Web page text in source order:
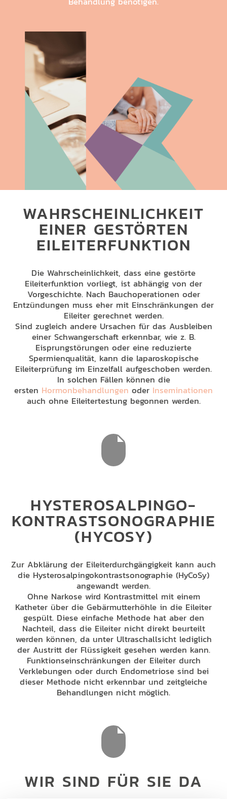
WAHRSCHEIN­LICHKEIT
EINER GESTÖRTEN
EILEITERFUNKTION
Die Wahrscheinlichkeit, dass eine gestörte
Eileiterfunktion vorliegt, ist abhängig von der
Vorgeschichte. Nach Bauchoperationen oder
Entzündungen muss eher mit Einschränkungen der
Eileiter gerechnet werden.
Sind zugleich andere Ursachen für das Ausbleiben
einer Schwangerschaft erkennbar, wie z. B.
Eisprungstörungen oder eine reduzierte
Spermienqualität, kann die laparoskopische
Eileiterprüfung im Einzelfall aufgeschoben werden.
In solchen Fällen können die
ersten Hormonbehandlungen oder Inseminationen
auch ohne Eileitertestung begonnen werden.
HYSTERO­SALPINGO-
KONTRASTSO­NOGRAPHIE
(HYCOSY)
Zur Abklärung der Eileiterdurchgängigkeit kann auch
die Hysterosalpingokontrastsonographie (HyCoSy)
angewandt werden.
Ohne Narkose wird Kontrastmittel mit einem
Katheter über die Gebärmutterhöhle in die Eileiter
gespült. Diese einfache Methode hat aber den
Nachteil, dass die Eileiter nicht direkt beurteilt
werden können, da unter Ultraschallsicht lediglich
der Austritt der Flüssigkeit gesehen werden kann.
Funktionseinschränkungen der Eileiter durch
Verklebungen oder durch Endometriose sind bei
dieser Methode nicht erkennbar und zeitgleiche
Behandlungen nicht möglich.
WIR SIND FÜR SIE DA